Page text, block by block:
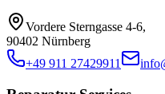
Vordere Sterngasse 4-6,
90402 Nürnberg
+49 911 27429911